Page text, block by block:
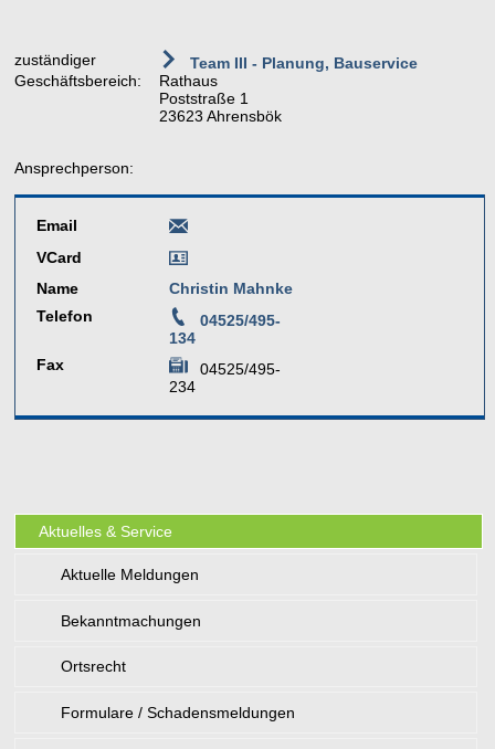
zuständiger
Geschäftsbereich:
Team III - Planung, Bauservice
Rathaus
Poststraße 1
23623 Ahrensbök
Ansprechperson:
Email
VCard
Name
Christin Mahnke
Telefon
04525/495-
134
Fax
04525/495-
234
Aktuelles & Service
Aktuelle Meldungen
Bekanntmachungen
Ortsrecht
Formulare / Schadensmeldungen